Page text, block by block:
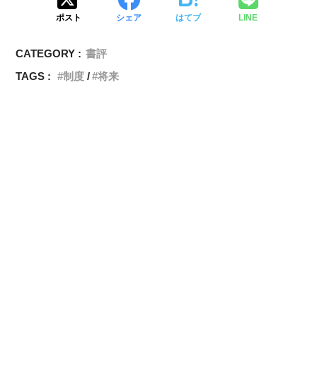
ポスト シェア はてブ LINE
CATEGORY : 書評
TAGS :
制度 将来